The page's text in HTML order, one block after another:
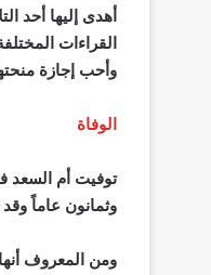
أهدى إليها أحد
القراءات
وأحب إجازة
الوفاة
وثمانون عاماً
ومن المعروف